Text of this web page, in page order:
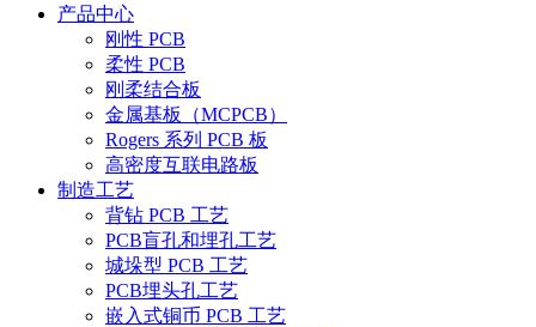
产品中心
刚性 PCB
柔性 PCB
刚柔结合板
金属基板（MCPCB）
Rogers 系列 PCB 板
高密度互联电路板
制造工艺
背钻 PCB 工艺
PCB盲孔和埋孔工艺
城垛型 PCB 工艺
PCB埋头孔工艺
嵌入式铜币 PCB 工艺